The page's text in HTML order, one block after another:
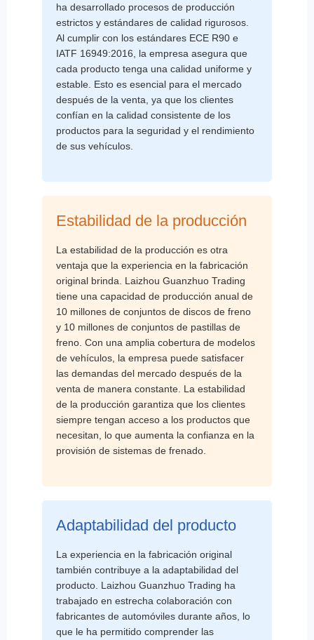
ha desarrollado procesos de producción
estrictos y estándares de calidad rigurosos.
Al cumplir con los estándares ECE R90 e
IATF 16949:2016, la empresa asegura que
cada producto tenga una calidad uniforme y
estable. Esto es esencial para el mercado
después de la venta, ya que los clientes
confían en la calidad consistente de los
productos para la seguridad y el rendimiento
de sus vehículos.
Estabilidad de la producción
La estabilidad de la producción es otra
ventaja que la experiencia en la fabricación
original brinda. Laizhou Guanzhuo Trading
tiene una capacidad de producción anual de
10 millones de conjuntos de discos de freno
y 10 millones de conjuntos de pastillas de
freno. Con una amplia cobertura de modelos
de vehículos, la empresa puede satisfacer
las demandas del mercado después de la
venta de manera constante. La estabilidad
de la producción garantiza que los clientes
siempre tengan acceso a los productos que
necesitan, lo que aumenta la confianza en la
provisión de sistemas de frenado.
Adaptabilidad del producto
La experiencia en la fabricación original
también contribuye a la adaptabilidad del
producto. Laizhou Guanzhuo Trading ha
trabajado en estrecha colaboración con
fabricantes de automóviles durante años, lo
que le ha permitido comprender las